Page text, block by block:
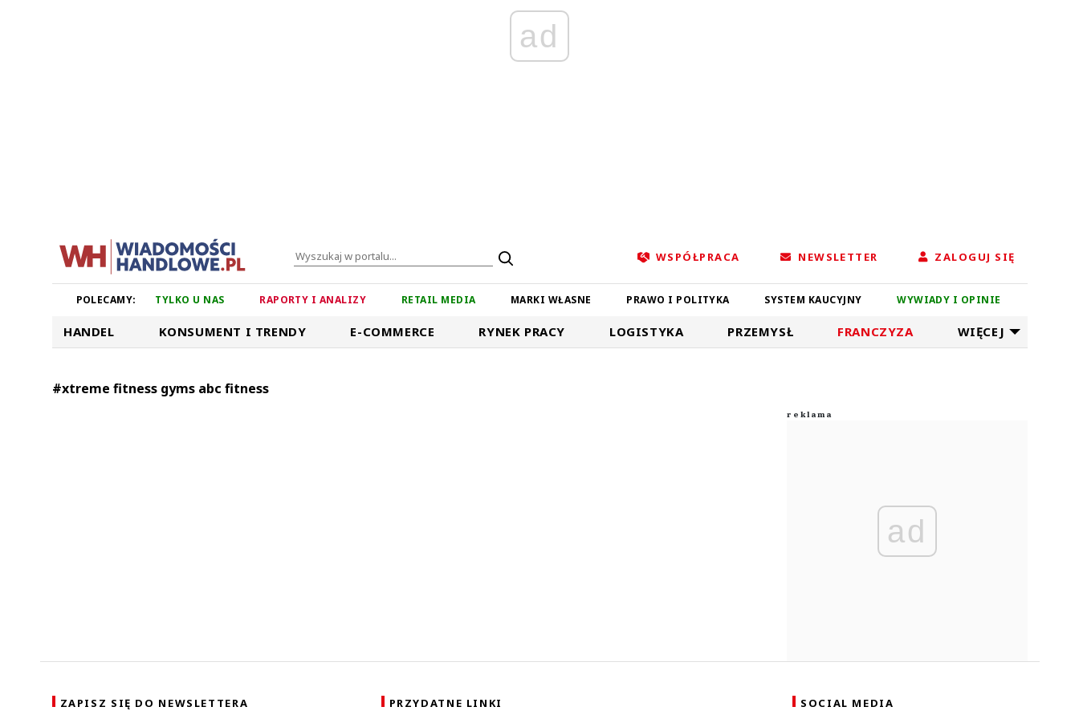
ad
WSPÓŁPRACA NEWSLETTER ZALOGUJ SIĘ
POLECAMY: TYLKO U NAS RAPORTY I ANALIZY RETAIL MEDIA MARKI WŁASNE PRAWO I POLITYKA SYSTEM KAUCYJNY WYWIADY I OPINIE
HANDEL KONSUMENT I TRENDY E-COMMERCE RYNEK PRACY LOGISTYKA PRZEMYSŁ FRANCZYZA WIĘCEJ
#xtreme fitness gyms abc fitness
ad
ZAPISZ SIĘ DO NEWSLETTERA PRZYDATNE LINKI SOCIAL MEDIA